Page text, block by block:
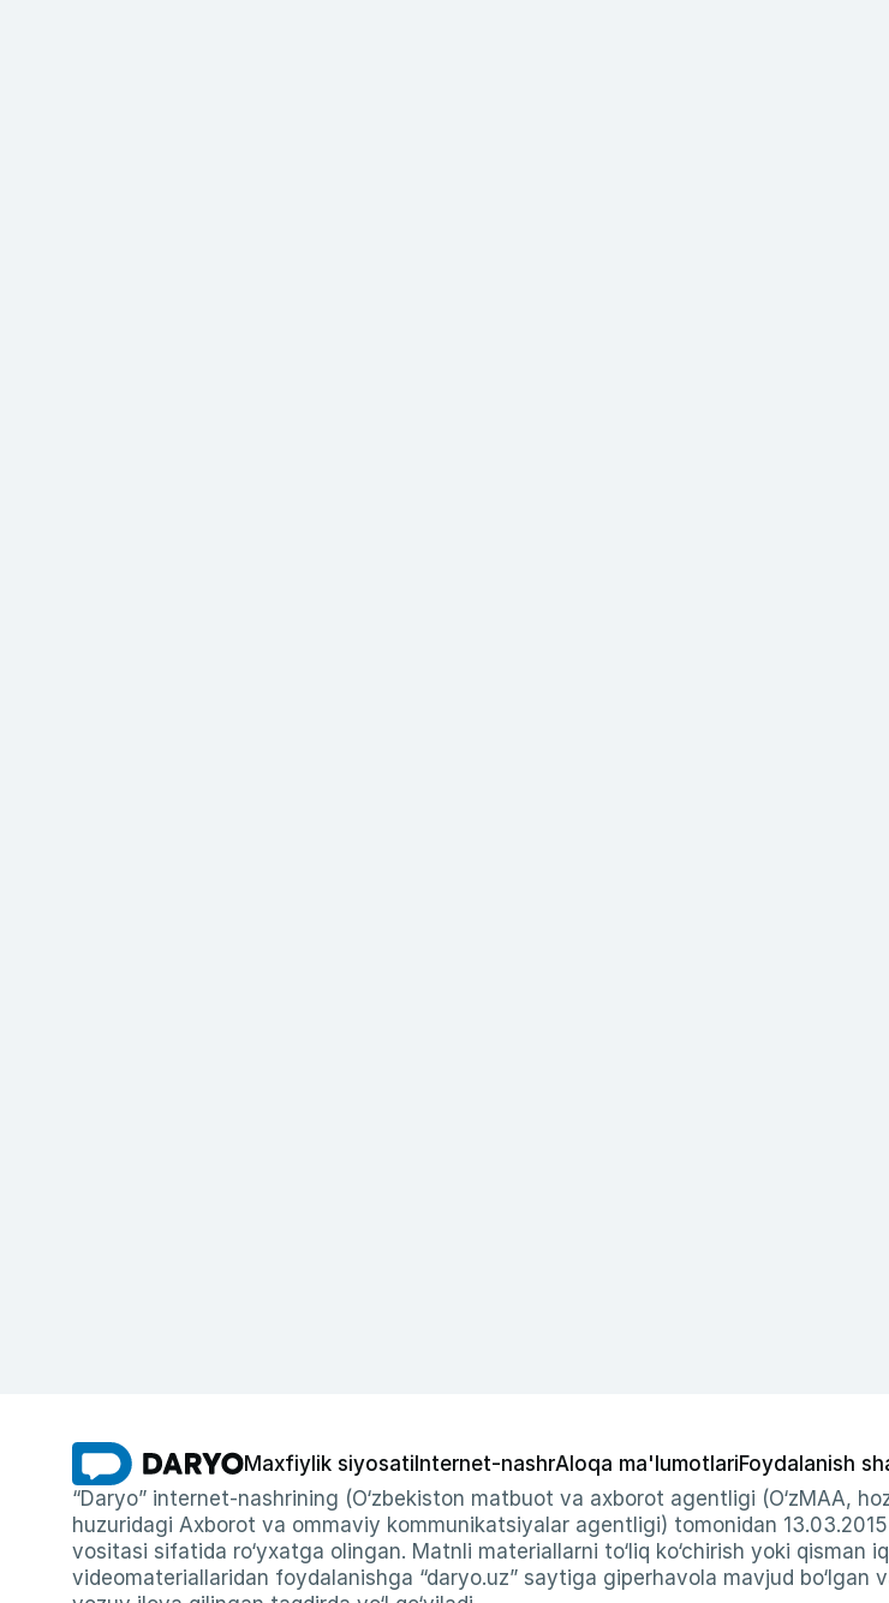
Maxfiylik siyosati Internet-nashrAloqa ma'lumotlariFoydalanish
“Daryo” internet-nashrining (O‘zbekiston matbuot va axborot agentligi (O‘zMAA,
huzuridagi Axborot va ommaviy kommunikatsiyalar agentligi) tomonidan
vositasi sifatida ro‘yxatga olingan. Matnli materiallarni to‘liq ko‘chirish yoki
videomateriallaridan foydalanishga “daryo.uz” saytiga giperhavola mavjud bo‘lgan